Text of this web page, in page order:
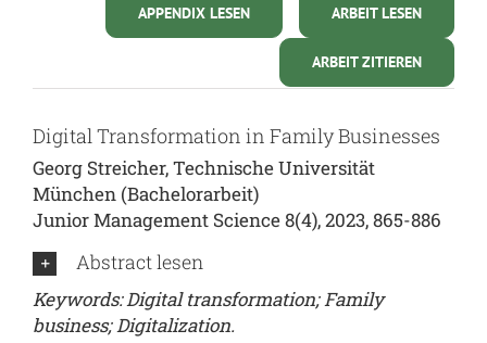
ARBEIT LESEN
APPENDIX LESEN
ARBEIT ZITIEREN
Digital Transformation in Family Businesses
Georg Streicher, Technische Universität
München (Bachelorarbeit)
Junior Management Science 8(4), 2023, 865-886
Abstract lesen
Keywords: Digital transformation; Family
business; Digitalization.